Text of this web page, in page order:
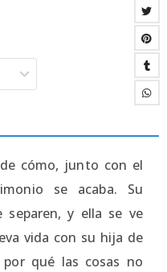
cómo, junto con el
se acaba. Su
y ella se ve
vida con su hija de
qué las cosas no